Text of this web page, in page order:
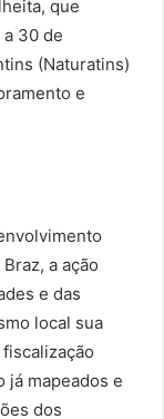
que
30 de
(Naturatins)
e
a ação
e das
local sua
já mapeados e
dos